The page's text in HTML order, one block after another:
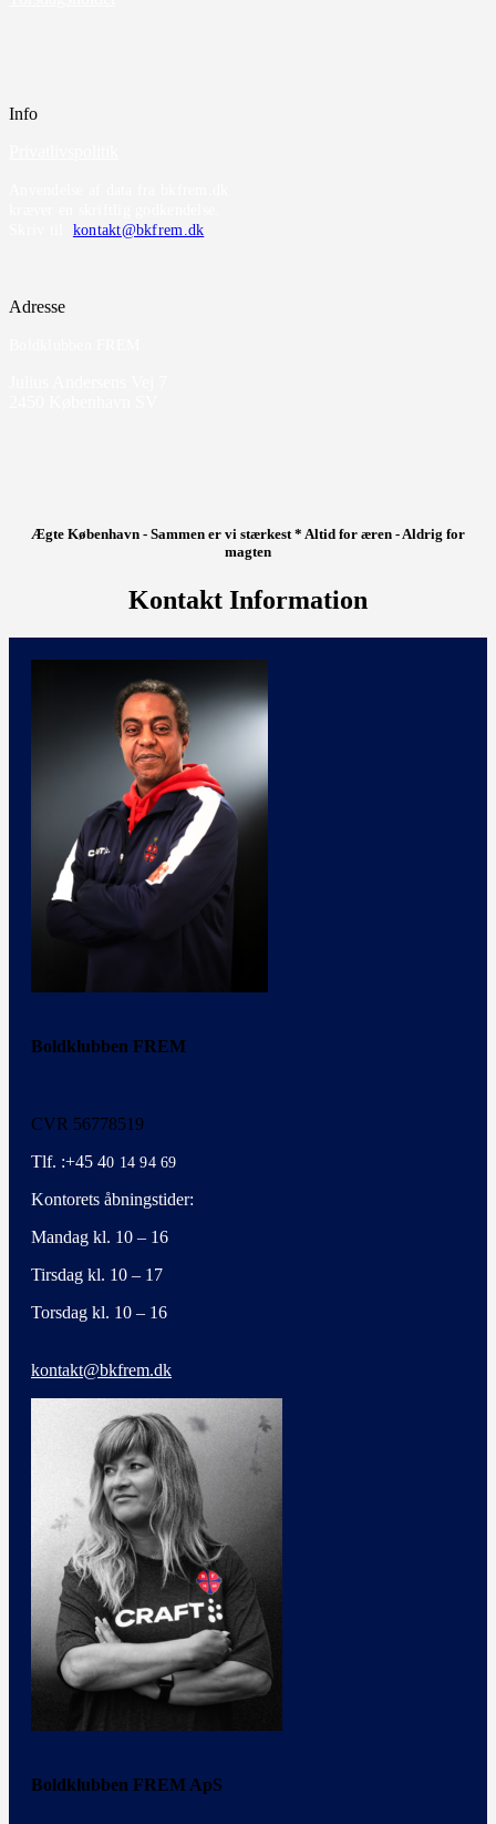
Info
kontakt@bkfrem.dk
Adresse
Ægte København - Sammen er vi stærkest * Altid for æren - Aldrig for
magten
Kontakt Information
Boldklubben FREM
CVR 56778519
Tlf. :+45 40 14 94 69
Kontorets åbningstider:
Mandag kl. 10 – 16
Tirsdag kl. 10 – 17
Torsdag kl. 10 – 16
kontakt@bkfrem.dk
Boldklubben FREM ApS